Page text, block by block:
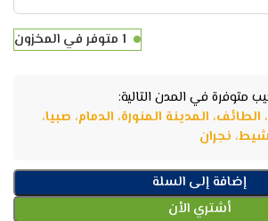
1 متوفر في المخزون
متوفرة في المدن التالية:
المدينة المنورة، الدمام، صبيا،
نجران
إضافة إلى السلة
أشتري الأن